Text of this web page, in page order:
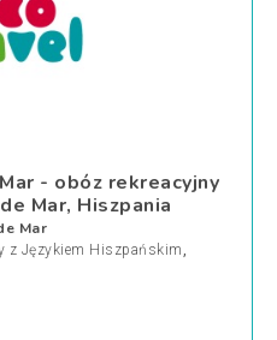
- obóz rekreacyjny
Mar, Hiszpania
Mar
z Językiem Hiszpańskim ,